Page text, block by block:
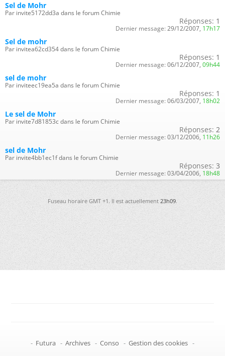
Sel de Mohr
Par invite5172dd3a dans le forum Chimie
Réponses: 1
Dernier message: 29/12/2007, 17h17
Sel de mohr
Par invitea62cd354 dans le forum Chimie
Réponses: 1
Dernier message: 06/12/2007, 09h44
sel de mohr
Par inviteec19ea5a dans le forum Chimie
Réponses: 1
Dernier message: 06/03/2007, 18h02
Le sel de Mohr
Par invite7d81853c dans le forum Chimie
Réponses: 2
Dernier message: 03/12/2006, 11h26
sel de Mohr
Par invite4bb1ec1f dans le forum Chimie
Réponses: 3
Dernier message: 03/04/2006, 18h48
Fuseau horaire GMT +1. Il est actuellement23h09.
- Futura - Archives - Conso - Gestion des cookies -